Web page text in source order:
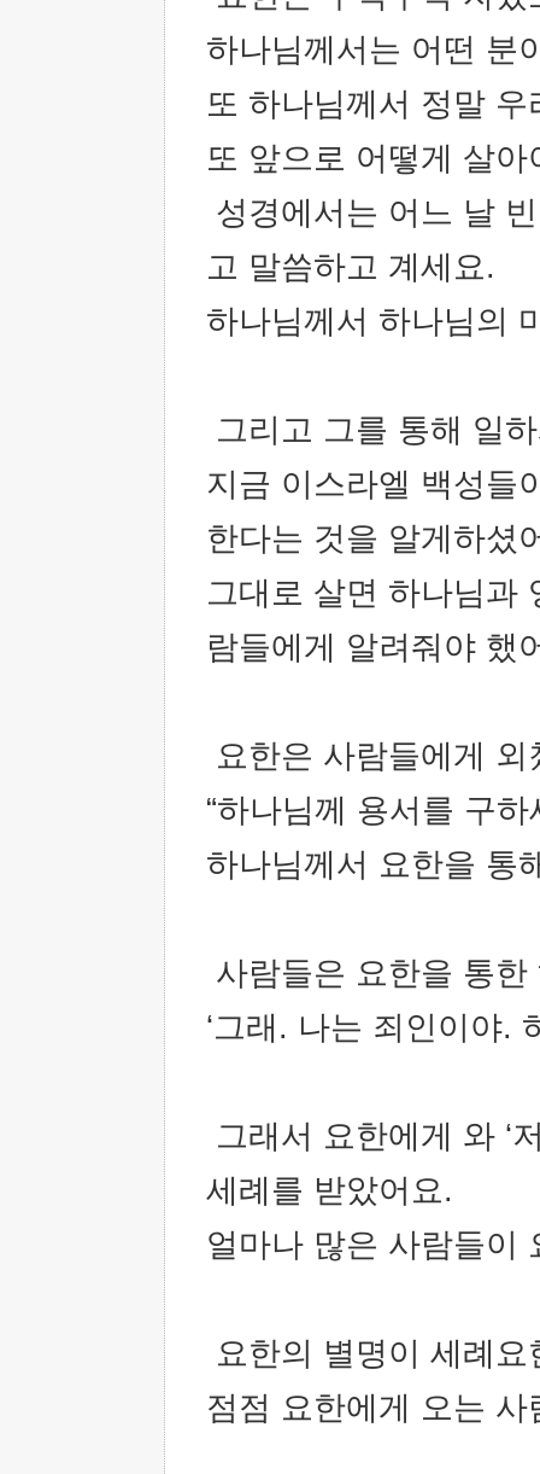
하나님께서는 어떤 분
또 하나님께서 정말
또 앞으로 어떻게 살
성경에서는 어느 날
고 말씀하고 계세요.
하나님께서 하나님의
그리고 그를 통해 일
지금 이스라엘 백성들
한다는 것을 알게하셨
그대로 살면 하나님과
람들에게 알려줘야 했
요한은 사람들에게 외
“하나님께 용서를 구
하나님께서 요한을 통
사람들은 요한을 통
‘그래. 나는 죄인이야.
그래서 요한에게 와 ‘
세례를 받았어요.
얼마나 많은 사람들이
요한의 별명이 세례
점점 요한에게 오는